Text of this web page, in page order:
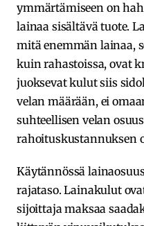
ymmärtämiseen on
lainaa sisältävä tuote.
mitä enemmän lainaa,
kuin rahastoissa, ovat
juoksevat kulut siis
velan määrään, ei
suhteellisen velan
rahoituskustannuksen
Käytännössä
rajataso. Lainakulut
sijoittaja maksaa